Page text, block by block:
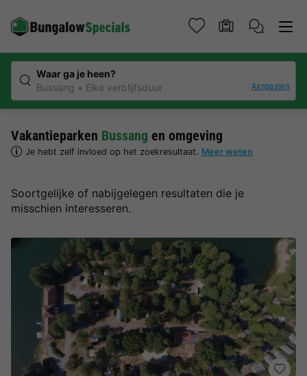
Waar ga je heen?
Bussang
Elke verblijfsduur Aanpassen
Vakantieparken Bussang en omgeving
Je hebt zelf invloed op het zoekresultaat. Meer weten
Soortgelijke of nabijgelegen resultaten die je
misschien interesseren.